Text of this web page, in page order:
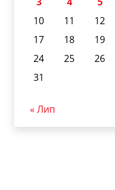
10
11 12
17
18 19
24
25 26
31
« Лип